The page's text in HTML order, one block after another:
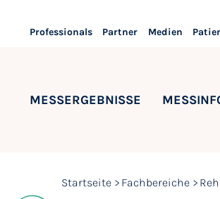
Professionals Partner Medien
MESSERGEBNISSE
Startseite Fachbereiche